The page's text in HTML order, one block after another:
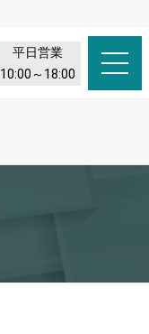
平日営業
10:00～18:00